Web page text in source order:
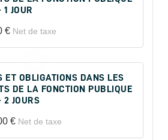
JOUR
€ Net de taxe
ET OBLIGATIONS DANS LES
DE LA FONCTION PUBLIQUE
2 JOURS
: € Net de taxe